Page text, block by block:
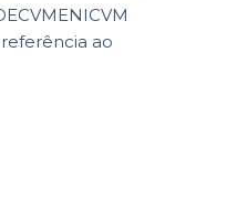
referência ao